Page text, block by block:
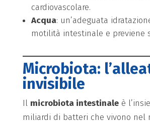
cardiovascolare.
Acqua: un’adeguata
motilità intestinale e previene
Microbiota:
invisibile
Il microbiota intestinaleè
miliardi di batteri che vivono nel